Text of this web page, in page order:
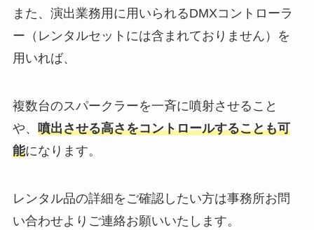
また、演出業務用に用いられるDMXコントローラ
ー（レンタルセットには含まれておりません）を
用いれば、
複数台のスパークラーを一斉に噴射させること
や、 噴出させる高さをコントロールすることも可
能になります。
レンタル品の詳細をご確認したい方は事務所お問
い合わせよりご連絡お願いいたします。